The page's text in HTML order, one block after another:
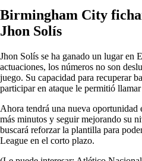
Birmingham City
Jhon Solís
Jhon Solís se ha ganado un lugar en
actuaciones, los números no son
juego. Su capacidad para recuperar
participar en ataque le permitió
Ahora tendrá una nueva oportunidad
más minutos y seguir mejorando su
buscará reforzar la plantilla para
League en el corto plazo.